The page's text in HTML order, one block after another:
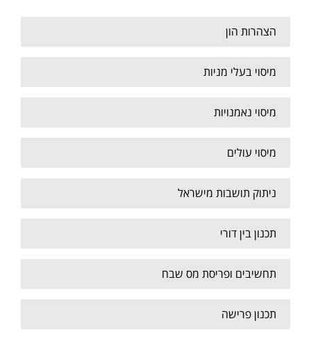
הצהרות הון
מיסוי בעלי מניות
מיסוי נאמנויות
מיסוי עולים
ניתוק תושבות מישראל
תכנון בין דורי
תחשיבים ופריסת מס שבח
תכנון פרישה